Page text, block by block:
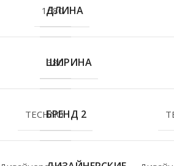
1680
380
TECHNO
ДЛИНА
ШИРИНА
БРЕНД 2